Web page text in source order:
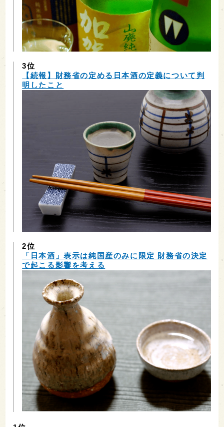
3位
【続報】財務省の定める日本酒の定義について判
明したこと
2位
「日本酒」表示は純国産のみに限定 財務省の決定
で起こる影響を考える